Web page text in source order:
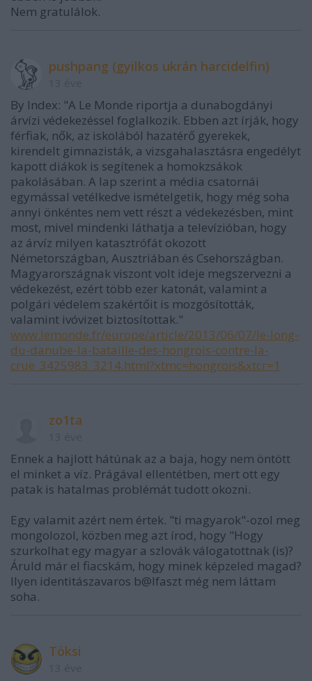
Nem gratulálok.
pushpang (gyilkos ukrán harcidelfin)
By Index: "A Le Monde riportja a dunabogdányi
árvízi védekezéssel foglalkozik. Ebben azt írják, hogy
férfiak, nők, az iskolából hazatérő gyerekek,
kirendelt gimnazisták, a vizsgahalasztásra engedélyt
kapott diákok is segítenek a homokzsákok
pakolásában. A lap szerint a média csatornái
egymással vetélkedve ismételgetik, hogy még soha
annyi önkéntes nem vett részt a védekezésben, mint
most, mivel mindenki láthatja a televízióban, hogy
az árvíz milyen katasztrófát okozott
Németországban, Ausztriában és Csehországban.
Magyarországnak viszont volt ideje megszervezni a
védekezést, ezért több ezer katonát, valamint a
polgári védelem szakértőit is mozgósították,
valamint ivóvizet biztosítottak."
www.lemonde.fr/europe/article/2013/06/07/le-long-
du-danube-la-bataille-des-hongrois-contre-la-
crue_3425983_3214.html?xtmc=hongrois&xtcr=1
zo1ta
Ennek a hajlott hátúnak az a baja, hogy nem öntött
el minket a víz. Prágával ellentétben, mert ott egy
patak is hatalmas problémát tudott okozni.
Egy valamit azért nem értek. "ti magyarok"-ozol meg
mongolozol, közben meg azt írod, hogy "Hogy
szurkolhat egy magyar a szlovák válogatottnak (is)?
Áruld már el fiacskám, hogy minek képzeled magad?
Ilyen identitászavaros b@lfaszt még nem láttam
soha.
Töksi